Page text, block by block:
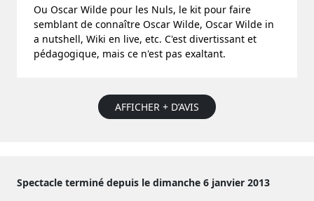
Ou Oscar Wilde pour les Nuls, le kit pour faire
semblant de connaître Oscar Wilde, Oscar Wilde in
a nutshell, Wiki en live, etc. C'est divertissant et
pédagogique, mais ce n'est pas exaltant.
AFFICHER + D’AVIS
Spectacle terminé depuis le dimanche 6 janvier 2013